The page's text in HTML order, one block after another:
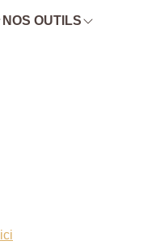
NOS OUTILS
ici